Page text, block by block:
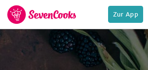
zur
Startseite
Zur App